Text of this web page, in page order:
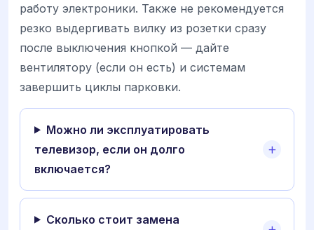
работу электроники. Также не рекомендуется
резко выдергивать вилку из розетки сразу
после выключения кнопкой — дайте
вентилятору (если он есть) и системам
завершить циклы парковки.
Можно ли эксплуатировать
телевизор, если он долго
включается?
Сколько стоит замена